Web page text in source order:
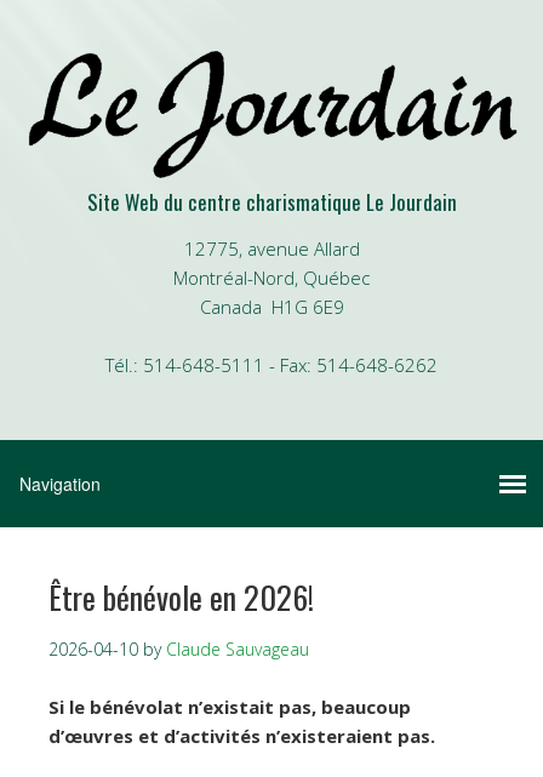
Site Web du centre charismatique Le Jourdain
12775, avenue Allard
Montréal-Nord, Québec
Canada H1G 6E9
Tél.: 514-648-5111 - Fax: 514-648-6262
Être bénévole en 2026!
2026-04-10 by Claude Sauvageau
Si le bénévolat n’existait pas, beaucoup
d’œuvres et d’activités n’existeraient pas.